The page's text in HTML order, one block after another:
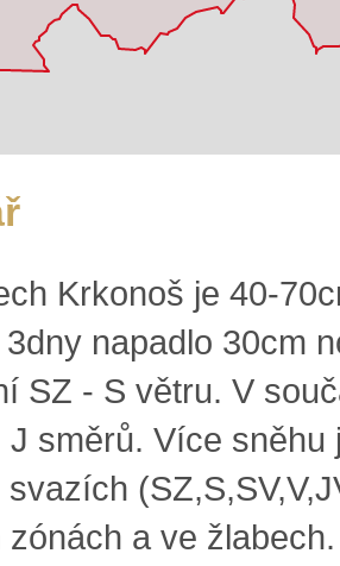
Krkonoš je 40-
napadlo 30cm
SZ - S větru. V
směrů. Více sněhu
a ve žlabech.